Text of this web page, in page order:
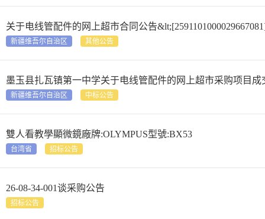
关于电线管配件的网上超市合同公告
新疆维吾尔自治区 其他公告
墨玉县扎瓦镇第一中学关于电线管配件的网上超市采购项目成
新疆维吾尔自治区 中标公告
雙人看教學顯微鏡廠牌:OLYMPUS型號:BX53
台湾省 招标公告
26-08-34-001谈采购公告
招标公告